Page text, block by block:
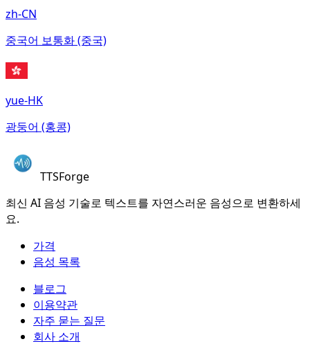
zh-CN
중국어 보통화 (중국)
yue-HK
광둥어 (홍콩)
TTSForge
최신 AI 음성 기술로 텍스트를 자연스러운 음성으로 변환하세
요.
가격
음성 목록
블로그
이용약관
자주 묻는 질문
회사 소개